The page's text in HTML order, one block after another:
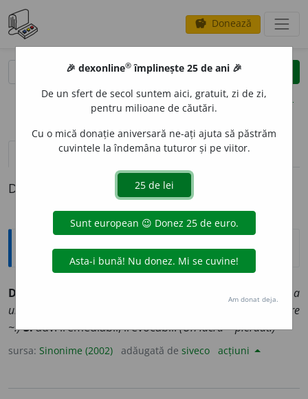
savings Donează
clear
opțiuni
definiții (1) pronunțievolume_up (50)
Definiția cu ID-ul 180659:
Sinonime
DEFINIT
(Forma ~ a
unei lucrări.)
(O hotărâre
~.)3.adv. iremediabil, irevocabil.(Un lucru ~ pierdut.)
sursa: Sinonime (2002) adăugată de siveco acțiuni
🎉 dexonline® împlinește 25 de ani 🎉
De un sfert de secol suntem aici, gratuit, zi de zi,
pentru milioane de căutări.
Cu o mică donație aniversară ne-ați ajuta să păstrăm
cuvintele la îndemâna tuturor și pe viitor.
Am donat deja.